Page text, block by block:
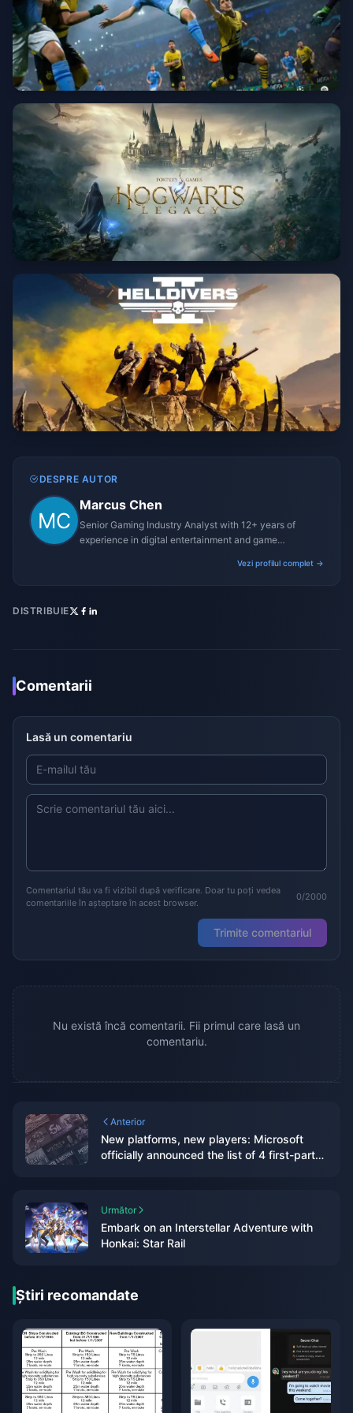
DESPRE AUTOR
Marcus Chen
Senior Gaming Industry Analyst with 12+ years of
experience in digital entertainment and game
Vezi profilul complet →
DISTRIBUIE
Comentarii
Lasă un comentariu
Comentariul tău va fi vizibil după verificare. Doar tu poți vedea
comentariile în așteptare în acest browser.
0/2000
Trimite comentariul
Nu există încă comentarii. Fii primul care lasă un
comentariu.
Anterior
New platforms, new players: Microsoft
officially announced the list of 4 first-party
Următor
Embark on an Interstellar Adventure with
Honkai: Star Rail
Știri recomandate